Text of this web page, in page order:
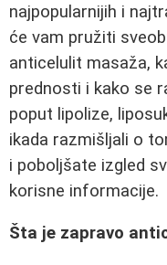
najpopularnijih i
će vam pružiti
anticelulit masaža,
prednosti i kako se
poput lipolize,
ikada razmišljali o
i poboljšate izgled
korisne informacije.
Šta je zapravo